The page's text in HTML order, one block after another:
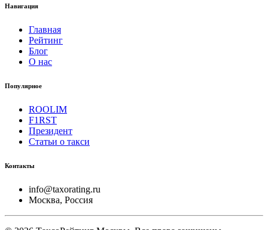
Навигация
Главная
Рейтинг
Блог
О нас
Популярное
ROOLIM
F1RST
Президент
Статьи о такси
Контакты
info@taxorating.ru
Москва, Россия